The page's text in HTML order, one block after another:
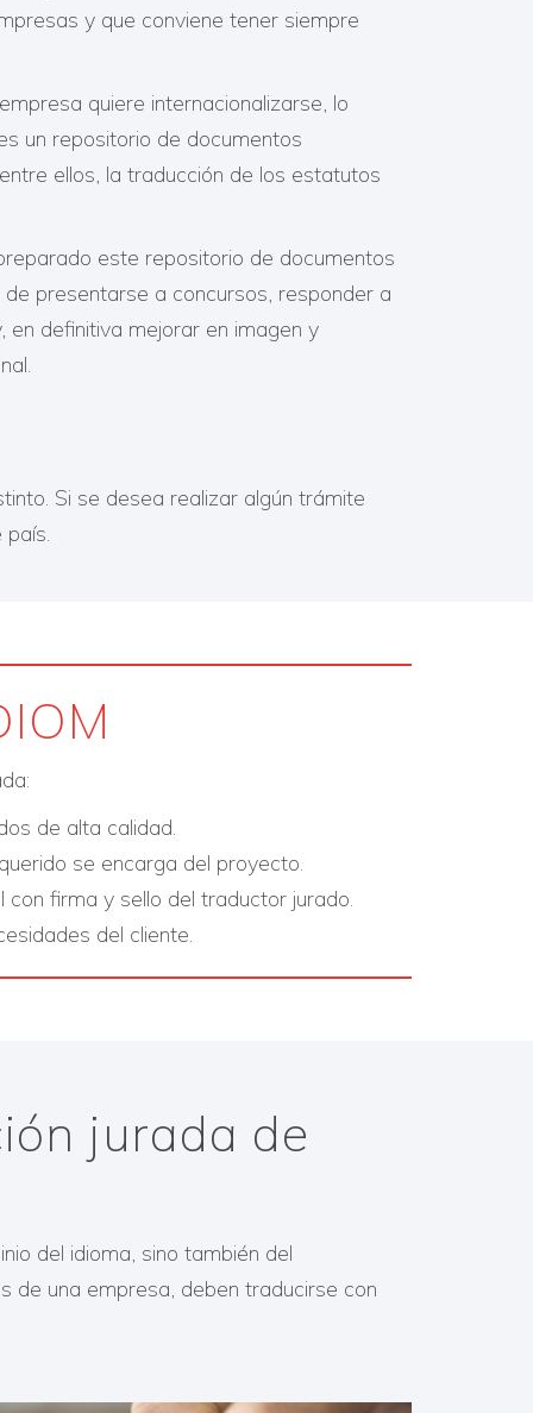
y que conviene tener siempre
quiere internacionalizarse, lo
un repositorio de documentos
ellos, la traducción de los estatutos
este repositorio de documentos
presentarse a concursos, responder a
en definitiva mejorar en imagen y
Si se desea realizar algún trámite
de alta calidad.
se encarga del proyecto.
firma y sello del traductor jurado.
del cliente.
jurada de
del idioma, sino también del
de una empresa, deben traducirse con